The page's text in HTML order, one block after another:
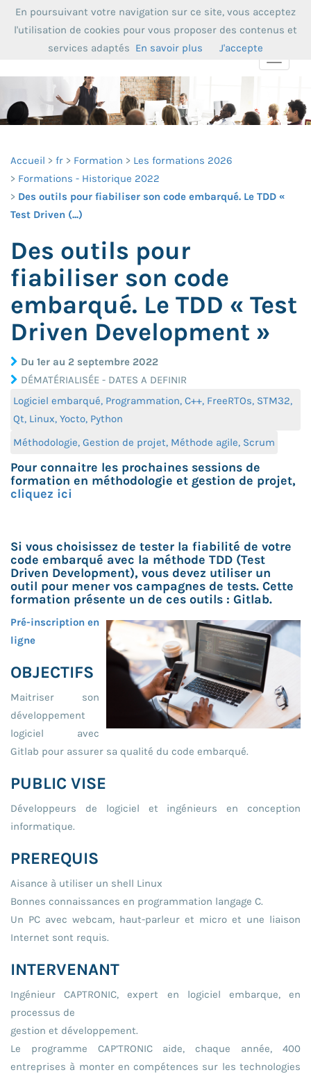
Toggle
Accueil fr Formation
Les formations 2026
Formations - Historique 2022
Des outils pour fiabiliser son code embarqué. Le TDD «
Test Driven (...)
Des outils pour
fiabiliser son code
embarqué. Le TDD « Test
Driven Development »
Du 1er au 2 septembre 2022
DÉMATÉRIALISÉE - DATES A DEFINIR
Logiciel embarqué, Programmation, C++, FreeRTOs, STM32,
Qt, Linux, Yocto, Python
Méthodologie, Gestion de projet, Méthode agile, Scrum
Pour connaitre les prochaines sessions de
formation en méthodologie et gestion de projet,
cliquez ici
Si vous choisissez de tester la fiabilité de votre
code embarqué avec la méthode TDD (Test
Driven Development), vous devez utiliser un
outil pour mener vos campagnes de tests. Cette
formation présente un de ces outils : Gitlab.
Pré-inscription en
ligne
OBJECTIFS
Maitriser son
développement
logiciel avec
Gitlab pour assurer sa qualité du code embarqué.
PUBLIC VISE
Développeurs de logiciel et ingénieurs en conception
informatique.
PREREQUIS
Aisance à utiliser un shell Linux
Bonnes connaissances en programmation langage C.
Un PC avec webcam, haut-parleur et micro et une liaison
Internet sont requis.
INTERVENANT
Ingénieur CAPTRONIC, expert en logiciel embarque, en
processus de
gestion et développement.
Le programme CAP’TRONIC aide, chaque année, 400
entreprises à monter en compétences sur les technologies
En poursuivant votre navigation sur ce site, vous acceptez
l'utilisation de cookies pour vous proposer des contenus et
services adaptés En savoir plus J'accepte